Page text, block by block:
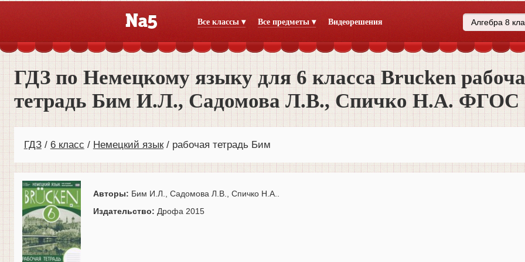
Все классы ▾ Все предметы ▾ Видеорешения
ГДЗ по Немецкому языку для 6 класса Brucken
тетрадь Бим И.Л., Садомова Л.В., Спичко Н.А. ФГОС
ГДЗ 6 класс Немецкий язык рабочая тетрадь Бим
Авторы: Бим И.Л., Садомова Л.В., Спичко Н.А..
Издательство: Дрофа 2015